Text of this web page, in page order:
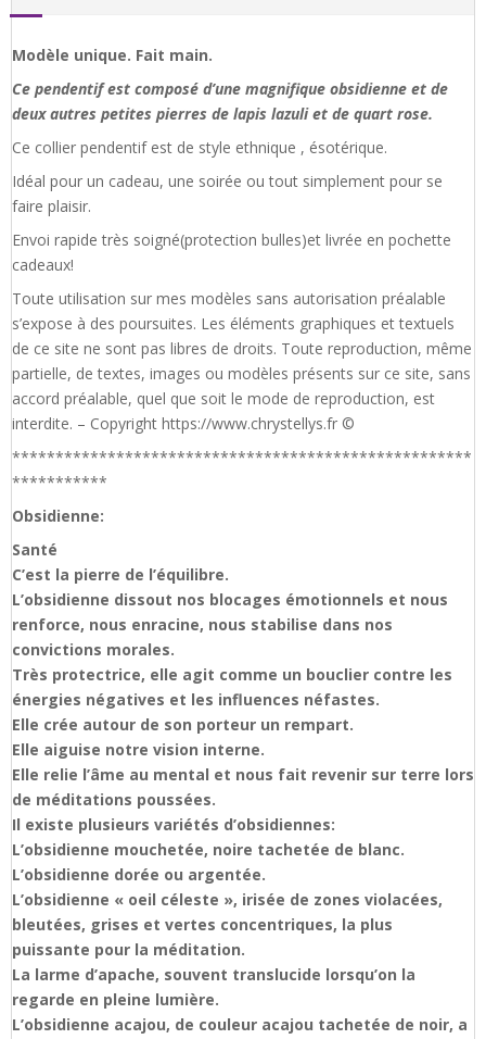
Modèle unique. Fait main.
Ce pendentif est composé d’une magnifique obsidienne et de
deux autres petites pierres de lapis lazuli et de quart rose.
Ce collier pendentif est de style ethnique , ésotérique.
Idéal pour un cadeau, une soirée ou tout simplement pour se
faire plaisir.
Envoi rapide très soigné(protection bulles)et livrée en pochette
cadeaux!
Toute utilisation sur mes modèles sans autorisation préalable
s’expose à des poursuites. Les éléments graphiques et textuels
de ce site ne sont pas libres de droits. Toute reproduction, même
partielle, de textes, images ou modèles présents sur ce site, sans
accord préalable, quel que soit le mode de reproduction, est
interdite. – Copyright https://www.chrystellys.fr ©
*****************************************************
***********
Obsidienne:
Santé
C’est la pierre de l’équilibre.
L’obsidienne dissout nos blocages émotionnels et nous
renforce, nous enracine, nous stabilise dans nos
convictions morales.
Très protectrice, elle agit comme un bouclier contre les
énergies négatives et les influences néfastes.
Elle crée autour de son porteur un rempart.
Elle aiguise notre vision interne.
Elle relie l’âme au mental et nous fait revenir sur terre lors
de méditations poussées.
Il existe plusieurs variétés d’obsidiennes:
L’obsidienne mouchetée, noire tachetée de blanc.
L’obsidienne dorée ou argentée.
L’obsidienne « oeil céleste », irisée de zones violacées,
bleutées, grises et vertes concentriques, la plus
puissante pour la méditation.
La larme d’apache, souvent translucide lorsqu’on la
regarde en pleine lumière.
L’obsidienne acajou, de couleur acajou tachetée de noir, a